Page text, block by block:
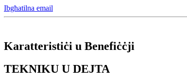
Ibgħatilna email
Karatteristiċi u Benefiċċji
TEKNIKU U DEJTA